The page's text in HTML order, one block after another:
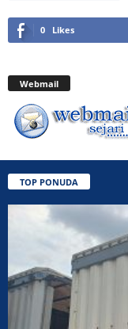
0 Likes
Webmail
TOP PONUDA